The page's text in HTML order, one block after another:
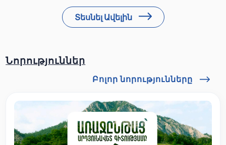
Տեսնել Ավելին
Նորություններ
Բոլոր նորությունները